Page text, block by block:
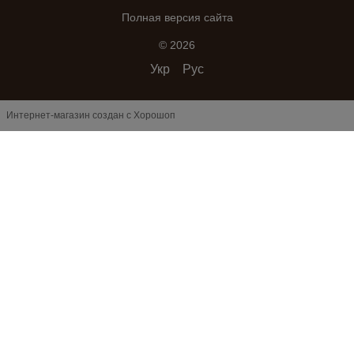
Полная версия сайта
© 2026
Укр Рус
Интернет-магазин создан с Хорошоп